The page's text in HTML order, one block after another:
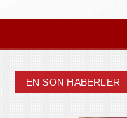
EN SON HABERLER
ÜLKEMİZDEKİ